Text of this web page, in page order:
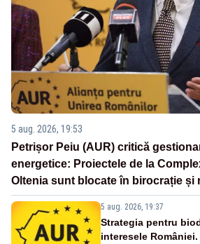
5 aug. 2026, 19:53
Petrișor Peiu (AUR) critică
energetice: Proiectele de la
Oltenia sunt blocate în birocrație și
5 aug. 2026, 19:37
Strategia pentru
interesele